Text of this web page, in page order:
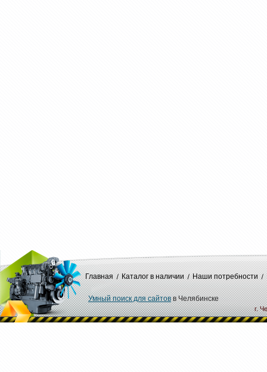
Главная Каталог в наличии Наши потребности
Умный поиск для сайтовв Челябинске
г.